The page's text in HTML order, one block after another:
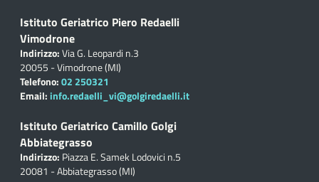
Istituto Geriatrico Piero Redaelli
Vimodrone
Indirizzo:Via G. Leopardi n.3
20055 - Vimodrone (MI)
Telefono:02 250321
Email: info.redaelli_vi@golgiredaelli.it
Istituto Geriatrico Camillo Golgi
Abbiategrasso
Indirizzo: Piazza E. Samek Lodovici n.5
20081 - Abbiategrasso (MI)